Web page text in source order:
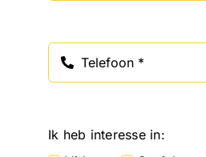
Ik heb interesse in: